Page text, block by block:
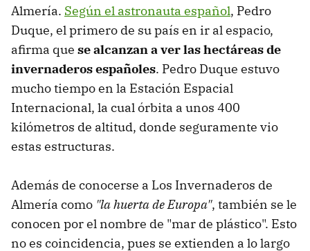
Almería. Según el astronauta español, Pedro
Duque, el primero de su país en ir al espacio,
afirma que se alcanzan a ver las hectáreas de
invernaderos españoles. Pedro Duque estuvo
mucho tiempo en la Estación Espacial
Internacional, la cual órbita a unos 400
kilómetros de altitud, donde seguramente vio
estas estructuras.
Además de conocerse a Los Invernaderos de
Almería como "la huerta de Europa", también se le
conocen por el nombre de "mar de plástico". Esto
no es coincidencia, pues se extienden a lo largo